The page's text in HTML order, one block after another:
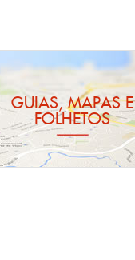
GUIAS, MAPAS E
FOLHETOS